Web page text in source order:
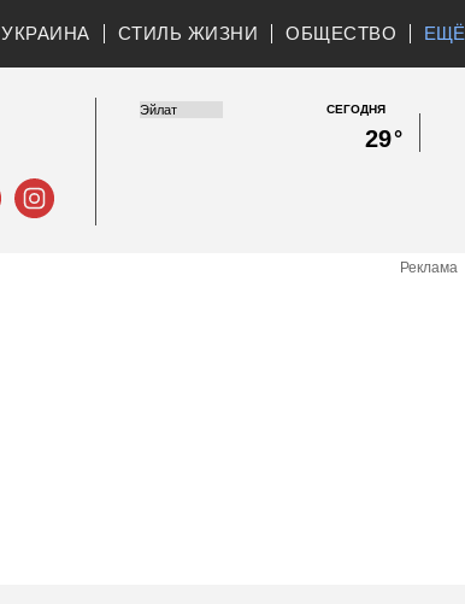
УКРАИНА СТИЛЬ ЖИЗНИ ОБЩЕСТВО ЕЩЁ
СЕГОДНЯ
29°
Реклама